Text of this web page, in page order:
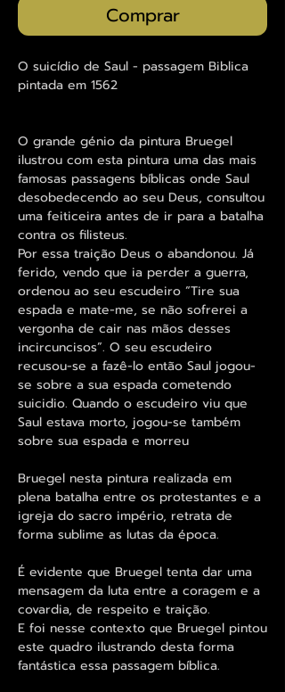
Comprar
O suicídio de Saul - passagem Biblica
pintada em 1562
O grande génio da pintura Bruegel
ilustrou com esta pintura uma das mais
famosas passagens bíblicas onde Saul
desobedecendo ao seu Deus, consultou
uma feiticeira antes de ir para a batalha
contra os filisteus.
Por essa traição Deus o abandonou. Já
ferido, vendo que ia perder a guerra,
ordenou ao seu escudeiro “Tire sua
espada e mate-me, se não sofrerei a
vergonha de cair nas mãos desses
incircuncisos”. O seu escudeiro
recusou-se a fazê-lo então Saul jogou-
se sobre a sua espada cometendo
suicidio. Quando o escudeiro viu que
Saul estava morto, jogou-se também
sobre sua espada e morreu
Bruegel nesta pintura realizada em
plena batalha entre os protestantes e a
igreja do sacro império, retrata de
forma sublime as lutas da época.
É evidente que Bruegel tenta dar uma
mensagem da luta entre a coragem e a
covardia, de respeito e traição.
E foi nesse contexto que Bruegel pintou
este quadro ilustrando desta forma
fantástica essa passagem bíblica.